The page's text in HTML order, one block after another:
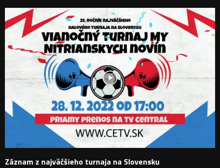
Záznam z najväčšieho turnaja na Slovensku